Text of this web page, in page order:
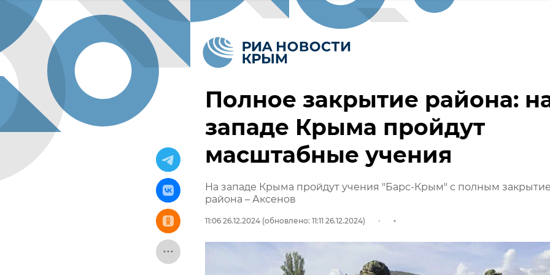
Полное закрытие района:
западе Крыма пройдут
масштабные учения
На западе Крыма пройдут учения "Барс-Крым" с полным
района – Аксенов
11:06 26.12.2024 (обновлено: 11:11 26.12.2024)